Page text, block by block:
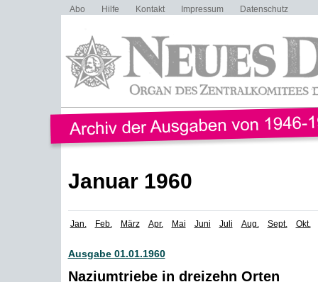
Abo Hilfe Kontakt Impressum Datenschutz
Januar 1960
Jan. Feb. März Apr. Mai Juni Juli Aug. Sept. Okt.
Ausgabe 01.01.1960
Naziumtriebe in dreizehn Orten